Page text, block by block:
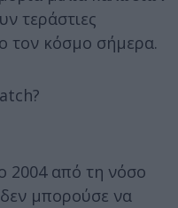
τεράστιες
τον κόσμο σήμερα.
2004 από τη νόσο
μπορούσε να